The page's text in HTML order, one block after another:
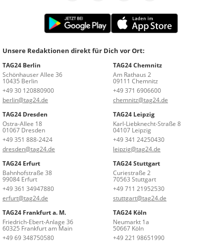
Unsere Redaktionen direkt für Dich vor Ort:
TAG24 Berlin
Schönhauser Allee 36
10435 Berlin
+49 30 120880900
berlin@tag24.de
TAG24 Chemnitz
Am Rathaus 2
09111 Chemnitz
+49 371 6906600
chemnitz@tag24.de
TAG24 Dresden
Ostra-Allee 18
01067 Dresden
+49 351 888-2424
dresden@tag24.de
TAG24 Leipzig
Karl-Liebknecht-Straße 8
04107 Leipzig
+49 341 24250430
leipzig@tag24.de
TAG24 Erfurt
Bahnhofstraße 38
99084 Erfurt
+49 361 34947880
erfurt@tag24.de
TAG24 Stuttgart
Curiestraße 2
70563 Stuttgart
+49 711 21952530
stuttgart@tag24.de
TAG24 Frankfurt a. M.
Friedrich-Ebert-Anlage 36
60325 Frankfurt am Main
+49 69 348750580
TAG24 Köln
Neumarkt 1a
50667 Köln
+49 221 98651990